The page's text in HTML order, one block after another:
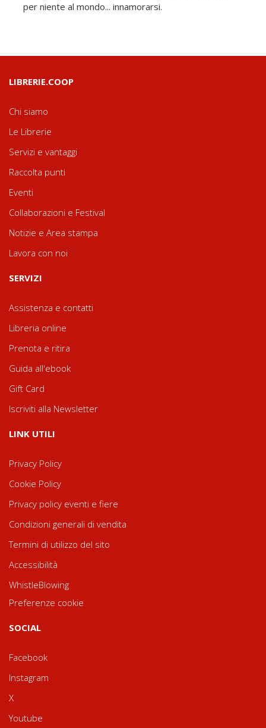
per niente al mondo... innamorarsi.
LIBRERIE.COOP
Chi siamo
Le Librerie
Servizi e vantaggi
Raccolta punti
Eventi
Collaborazioni e Festival
Notizie e Area stampa
Lavora con noi
SERVIZI
Assistenza e contatti
Libreria online
Prenota e ritira
Guida all'ebook
Gift Card
Iscriviti alla Newsletter
LINK UTILI
Privacy Policy
Cookie Policy
Privacy policy eventi e fiere
Condizioni generali di vendita
Termini di utilizzo del sito
Accessibilità
WhistleBlowing
Preferenze cookie
SOCIAL
Facebook
Instagram
X
Youtube